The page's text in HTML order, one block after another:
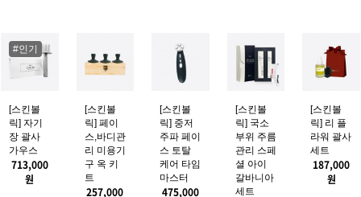
[스킨볼
릭] 자기
장 괄사
가우스
713,000
#인기
[스킨볼
릭] 페이
스,바디관
리 미용기
구 옥 키
[스킨볼
릭] 중저
주파 페이
스 토탈
케어 타임
[스킨볼
릭] 국소
부위 주름
관리 스페
셜 아이
[스킨볼
릭] 리 플
라워 괄사
세트
187,000